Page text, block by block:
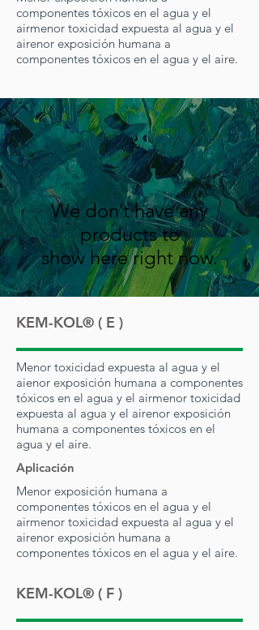
componentes tóxicos en el agua y el
airmenor toxicidad expuesta al agua y el
airenor exposición humana a
componentes tóxicos en el agua y el aire.
We don’t have any
products to
show here right now.
KEM-KOL® ( E )
Menor toxicidad expuesta al agua y el
aienor exposición humana a componentes
tóxicos en el agua y el airmenor toxicidad
expuesta al agua y el airenor exposición
humana a componentes tóxicos en el
agua y el aire.
Aplicación
Menor exposición humana a
componentes tóxicos en el agua y el
airmenor toxicidad expuesta al agua y el
airenor exposición humana a
componentes tóxicos en el agua y el aire.
KEM-KOL® ( F )